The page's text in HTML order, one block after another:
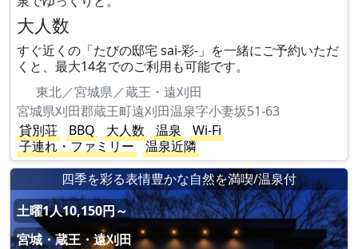
大人数
すぐ近くの「たびの邸宅 sai-彩-」を一緒にご予約いただ
くと、最大14名でのご利用も可能です。
東北／宮城県／蔵王・遠刈田
宮城県刈田郡蔵王町遠刈田温泉字小妻坂51-63
貸別荘
BBQ 大人数 温泉
Wi-Fi
子連れ・ファミリー
温泉近隣
四季を彩る表情豊かな自然を満喫/温泉付
土曜1人10,150円～
宮城・蔵王・遠刈田